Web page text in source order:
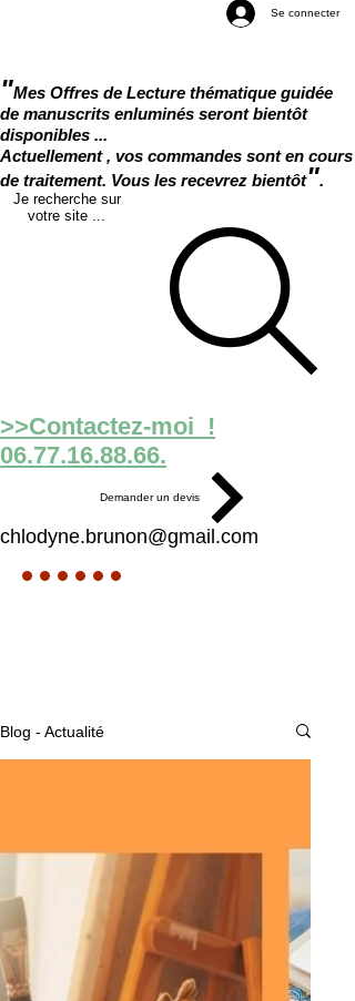
Se connecter
"Mes Offres de Lecture thématique guidée
de manuscrits enluminés seront bientôt
disponibles ...
Actuellement , vos commandes sont en cours
de traitement. Vous les recevrez bientôt".
Je recherche sur
votre site ...
>>Contactez-moi !
06.77.16.88.66.
Demander un devis
chlodyne.brunon@gmail.com
Blog - Actualité